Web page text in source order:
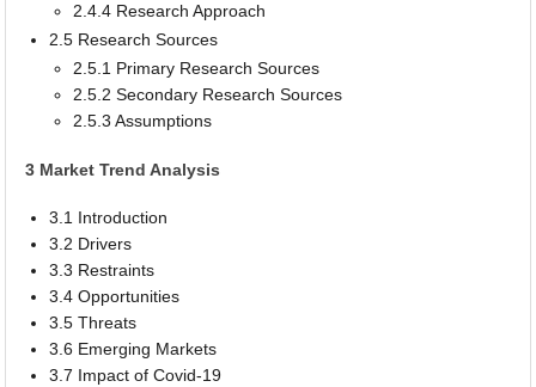
2.4.4 Research Approach
2.5 Research Sources
2.5.1 Primary Research Sources
2.5.2 Secondary Research Sources
2.5.3 Assumptions
3 Market Trend Analysis
3.1 Introduction
3.2 Drivers
3.3 Restraints
3.4 Opportunities
3.5 Threats
3.6 Emerging Markets
3.7 Impact of Covid-19